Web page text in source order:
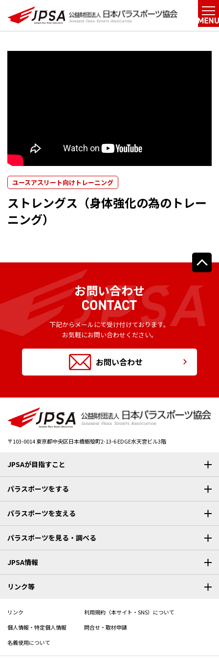
ユースアスリート向けトレーニング
ストレングス（身体強化の為のトレー
ニング）
お問い合わせ
下記からメールにて受け付けております。
お気軽にお問い合わせください。
お問い合わせ
〒103-0014東京都中央区日本橋蛎殻町2-13-6 EDGE水天宮ビル3階
JPSAが目指すこと
パラスポーツをする
パラスポーツを支える
パラスポーツを見る・調べる
JPSA情報
リンク等
リンク
利用規約（本サイト・SNS）について
個人情報・特定個人情報
問合せ・取材申請
名義使用について